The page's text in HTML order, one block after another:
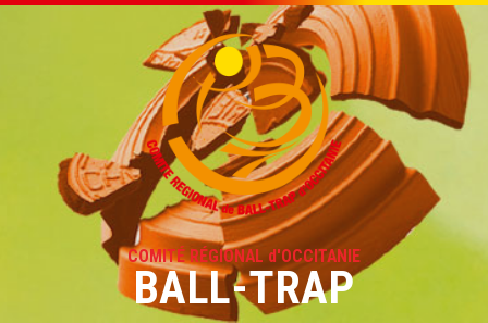
COMITÉ RÉGIONAL d'OCCITANIE
BALL-TRAP